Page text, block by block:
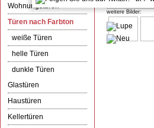
weitere Bilder:
Wohnungstüren
Türen nach Farbton
weiße Türen
helle Türen
dunkle Türen
Glastüren
Haustüren
Kellertüren